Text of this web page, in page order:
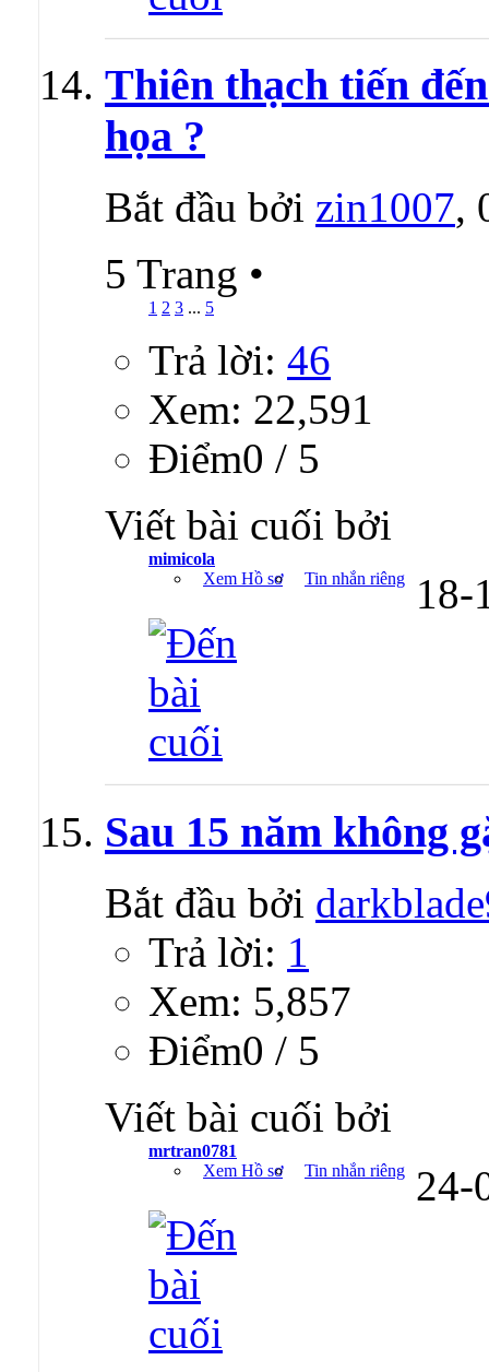
Thiên thạch tiến
họa ?
Bắt đầu bởi zin1007,
5 Trang •
1 2 3 ... 5
Trả lời: 46
Xem: 22,591
Ðiểm0 / 5
Viết bài cuối bởi
mimicola
Xem Hồ sơ
Tin nhắn riêng
Sau 15 năm
Bắt đầu bởi
Trả lời: 1
Xem: 5,857
Ðiểm0 / 5
Viết bài cuối bởi
mrtran0781
Xem Hồ sơ
Tin nhắn riêng 24-